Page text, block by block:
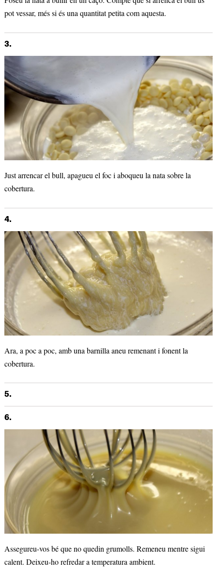
pot vessar, més si és una quantitat petita com aquesta.
3.
Just arrencar el bull, apagueu el foc i aboqueu la nata sobre la
cobertura.
4.
Ara, a poc a poc, amb una barnilla aneu remenant i fonent la
cobertura.
5.
6.
Assegureu-vos bé que no quedin grumolls. Remeneu mentre sigui
calent. Deixeu-ho refredar a temperatura ambient.